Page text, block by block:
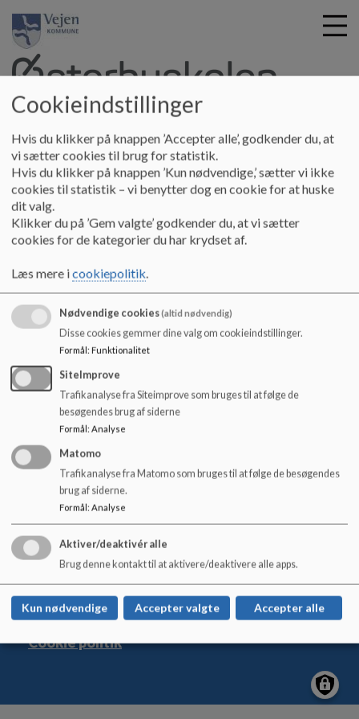
i
Østerbyskolen
Om skolen Skolebestyrelsen
Referater Skolebestyrelsen
Referat 30-01-2024
Referat 30-01-2024
Referat 30-01-2024
Dokumenter
Referat 30-01-2024
Østerbyskolen
Nygade 17, 6600 Vejen
osterbyskolen@vejen.dk
+45 79 96 56 00
5798005403906
Tilgængelighedserklæring
Sitemap
Cookie politik
Cookieindstillinger
Hvis du klikker på knappen ’Accepter alle’, godkender du, at
vi sætter cookies til brug for statistik.
Hvis du klikker på knappen ’Kun nødvendige,’ sætter vi ikke
cookies til statistik – vi benytter dog en cookie for at huske
dit valg.
Klikker du på ’Gem valgte’ godkender du, at vi sætter
cookies for de kategorier du har krydset af.
Læs mere icookiepolitik.
Nødvendige cookies(altid nødvendig)
Disse cookies gemmer dine valg om cookieindstillinger.
Formål: Funktionalitet
SiteImprove
Trafikanalyse fra Siteimprove som bruges til at følge de
besøgendes brug af siderne
Formål: Analyse
Matomo
Trafikanalyse fra Matomo som bruges til at følge de besøgendes
brug af siderne.
Formål: Analyse
Aktiver/deaktivér alle
Brug denne kontakt til at aktivere/deaktivere alle apps.
Kun nødvendige Accepter valgte Accepter alle